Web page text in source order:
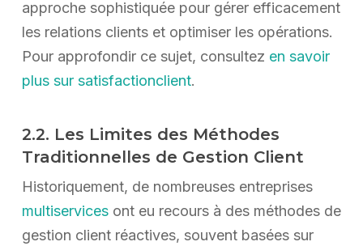
approche sophistiquée pour gérer efficacement
les relations clients et optimiser les opérations.
Pour approfondir ce sujet, consultez en savoir
plus sur satisfactionclient.
2.2. Les Limites des Méthodes
Traditionnelles de Gestion Client
Historiquement, de nombreuses entreprises
multiservicesont eu recours à des méthodes de
gestion client réactives, souvent basées sur